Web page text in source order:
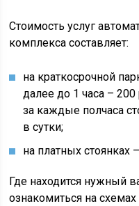
Стоимость услуг
комплекса составляет:
на краткосрочной
далее до 1 часа –
за каждые полчаса
в сутки;
на платных стоянках
Где находится нужный
ознакомиться на